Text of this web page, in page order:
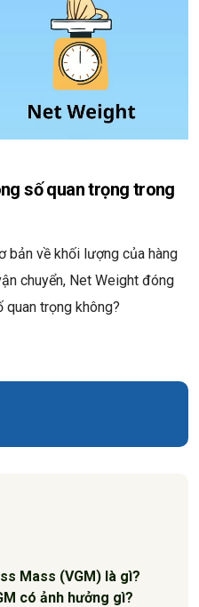
số quan trọng trong
bản về khối lượng của hàng
chuyển, Net Weight đóng
trọng không?
Mass (VGM) là gì?
có ảnh hưởng gì?